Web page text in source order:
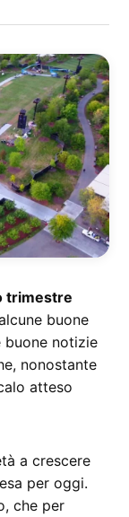
trimestre
buone
buone notizie
nonostante
atteso
a crescere
per oggi.
che per